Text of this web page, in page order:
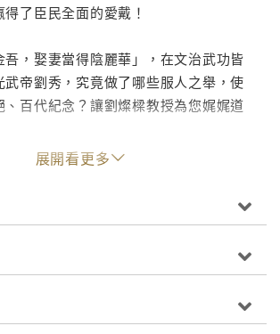
了臣民全面的愛戴！
吾，娶妻當得陰麗華」，在文治武功皆
武帝劉秀，究竟做了哪些服人之舉，使
、百代紀念？讓劉燦樑教授為您娓娓道
展開看更多